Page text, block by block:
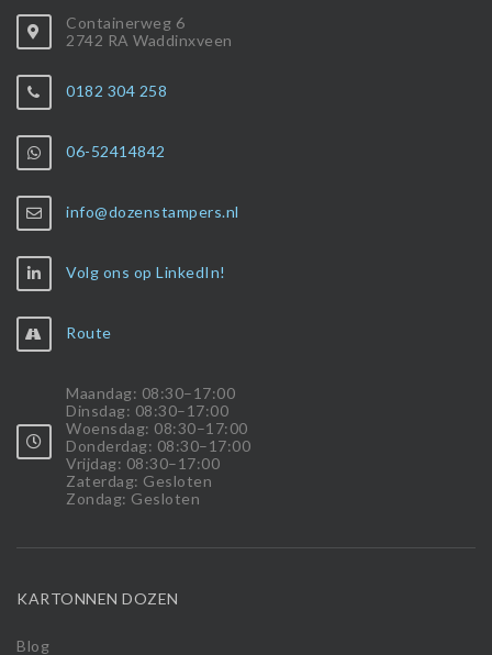
Containerweg 6
2742 RA Waddinxveen
0182 304 258
06-52414842
info@dozenstampers.nl
Volg ons op LinkedIn!
Route
Maandag: 08:30–17:00
Dinsdag: 08:30–17:00
Woensdag: 08:30–17:00
Donderdag: 08:30–17:00
Vrijdag: 08:30–17:00
Zaterdag: Gesloten
Zondag: Gesloten
KARTONNEN DOZEN
Blog